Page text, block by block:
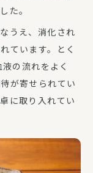
た。
うえ、消化され
ています。とく
の流れをよく
が寄せられてい
に取り入れてい